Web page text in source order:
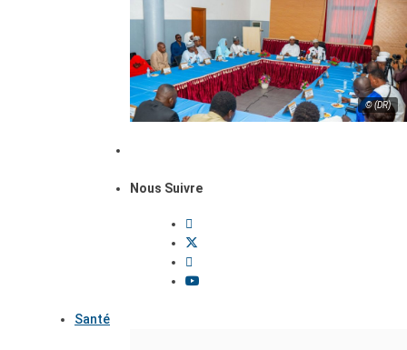
© (DR)
Nous Suivre
Santé